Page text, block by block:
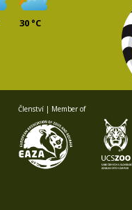
30 °C
Členství | Member of